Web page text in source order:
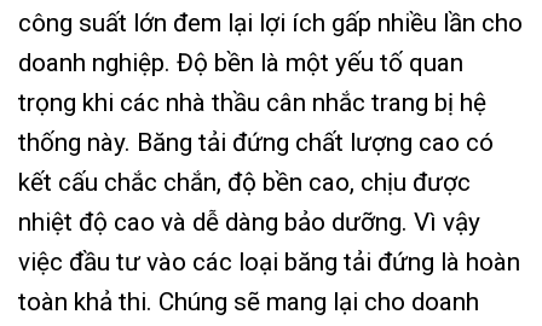
công suất lớn đem lại lợi ích gấp nhiều lần cho
doanh nghiệp. Độ bền là một yếu tố quan
trọng khi các nhà thầu cân nhắc trang bị hệ
thống này. Băng tải đứng chất lượng cao có
kết cấu chắc chắn, độ bền cao, chịu được
nhiệt độ cao và dễ dàng bảo dưỡng. Vì vậy
việc đầu tư vào các loại băng tải đứng là hoàn
toàn khả thi. Chúng sẽ mang lại cho doanh